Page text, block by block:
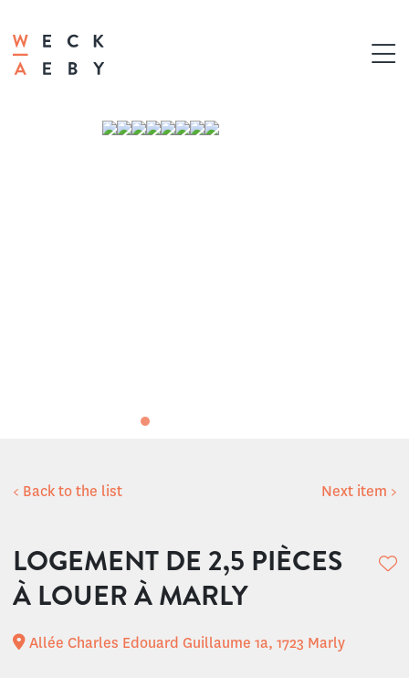
< Back to the list Next item >
LOGEMENT DE 2,5 PIÈCES
À LOUER À MARLY
Allée Charles Edouard Guillaume 1a, 1723 Marly